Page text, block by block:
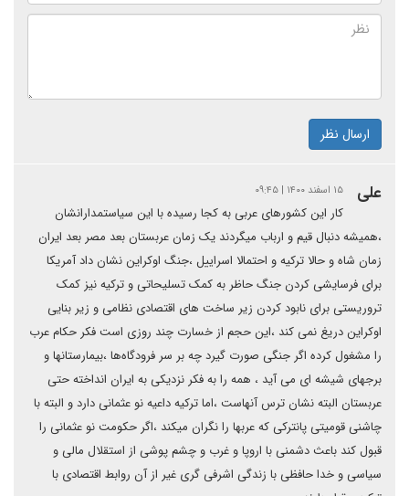
ارسال نظر
علی ۱۵ اسفند ۱۴۰۰ | ۰۹:۴۵
کار این کشورهای عربی به کجا رسیده با این سیاستمدارانشان
،همیشه دنبال قیم و ارباب میگردند یک زمان عربستان بعد مصر بعد ایران
زمان شاه و حالا ترکیه و احتمالا اسراییل ،جنگ اوکراین نشان داد آمریکا
برای فرسایشی کردن جنگ حاظر به کمک تسلیحاتی و ترکیه نیز کمک
تروریستی برای نابود کردن زیر ساخت های اقتصادی نظامی و زیر بنایی
اوکراین دریغ نمی کند ،این حجم از خسارت چند روزی است فکر حکام عرب
را مشغول کرده اگر جنگی صورت گیرد چه بر سر فرودگاه‌ها ،بیمارستانها و
برجهای شیشه ای می آید ، همه را به فکر نزدیکی به ایران انداخته حتی
عربستان البته نشان ترس آنهاست ،اما ترکیه داعیه نو عثمانی دارد و البته با
چاشنی قومیتی پانترکی که عربها را نگران میکند ،اگر حکومت نو عثمانی را
قبول کند باعث دشمنی با اروپا و غرب و چشم پوشی از استقلال مالی و
سیاسی و خدا حافظی با زندگی اشرفی گری غیر از آن روابط اقتصادی با